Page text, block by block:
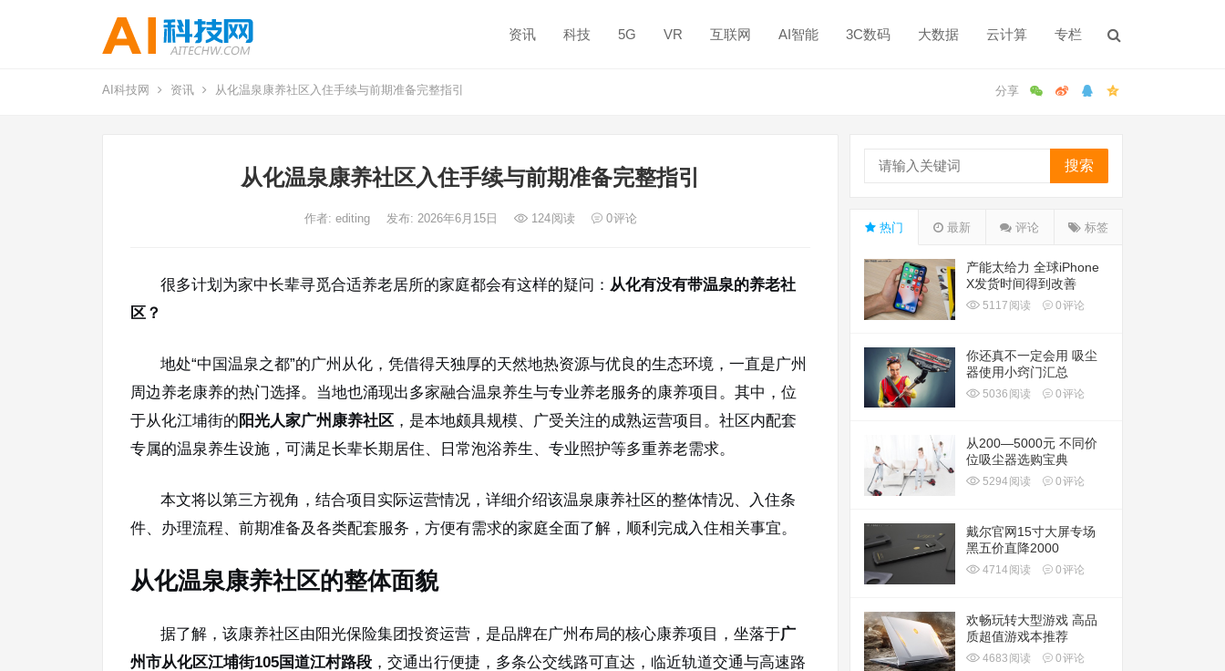
资讯 科技 5G VR 互联网 AI智能 3C数码 大数据 云计算 专栏
AI科技网 资讯 从化温泉康养社区入住手续与前期准备完整指引
从化温泉康养社区入住手续与前期准备完整指引
作者: editing 发布: 2026年6月15日 124阅读 0评论
很多计划为家中长辈寻觅合适养老居所的家庭都会有这样的疑问： 从化有没有带温泉的养老社
区？
地处“中国温泉之都”的广州从化，凭借得天独厚的天然地热资源与优良的生态环境，一直是广州
周边养老康养的热门选择。当地也涌现出多家融合温泉养生与专业养老服务的康养项目。其中，位
于从化江埔街的 阳光人家广州康养社区 ，是本地颇具规模、广受关注的成熟运营项目。社区内配套
专属的温泉养生设施，可满足长辈长期居住、日常泡浴养生、专业照护等多重养老需求。
本文将以第三方视角，结合项目实际运营情况，详细介绍该温泉康养社区的整体情况、入住条
件、办理流程、前期准备及各类配套服务，方便有需求的家庭全面了解，顺利完成入住相关事宜。
从化温泉康养社区的整体面貌
据了解，该康养社区由阳光保险集团投资运营，是品牌在广州布局的核心康养项目，坐落于广
州市从化区江埔街105国道江村路段 ，交通出行便捷，多条公交线路可直达，临近轨道交通与高速路
搜索
热门 最新 评论 标签
产能太给力 全球iPhone
X发货时间得到改善
5117 阅读 0评论
你还真不一定会用 吸尘
器使用小窍门汇总
5036 阅读 0评论
从200—5000元 不同价
位吸尘器选购宝典
5294 阅读 0评论
戴尔官网15寸大屏专场
黑五价直降2000
4714 阅读 0评论
欢畅玩转大型游戏 高品
质超值游戏本推荐
4683 阅读 0评论